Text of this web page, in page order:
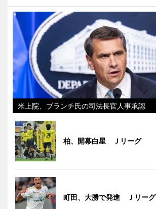
米上院、ブランチ氏の司法長官人事承認
柏、開幕白星 Ｊリーグ
町田、大勝で発進 Ｊリーグ